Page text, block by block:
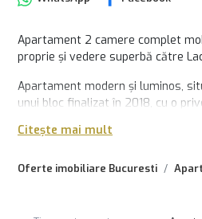
Oferte imobiliare Bucuresti
Apartament 2 camere complet
proprie și vedere superbă către
Apartament modern și luminos,
unui bloc finalizat în 2018, cu o
investiție, fiind pregătită pentru
Citește mai mult